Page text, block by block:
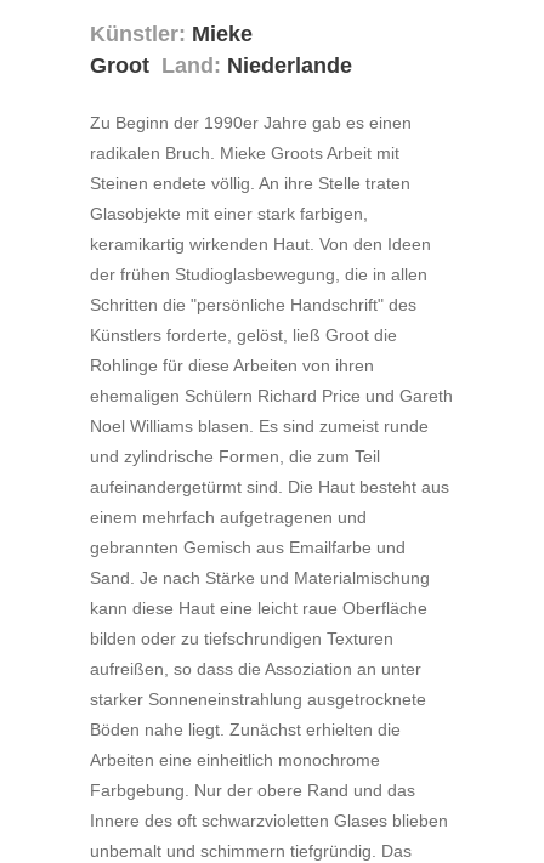
Künstler: Mieke
Groot Land: Niederlande
Zu Beginn der 1990er Jahre gab es einen
radikalen Bruch. Mieke Groots Arbeit mit
Steinen endete völlig. An ihre Stelle traten
Glasobjekte mit einer stark farbigen,
keramikartig wirkenden Haut. Von den Ideen
der frühen Studioglasbewegung, die in allen
Schritten die "persönliche Handschrift" des
Künstlers forderte, gelöst, ließ Groot die
Rohlinge für diese Arbeiten von ihren
ehemaligen Schülern Richard Price und Gareth
Noel Williams blasen. Es sind zumeist runde
und zylindrische Formen, die zum Teil
aufeinandergetürmt sind. Die Haut besteht aus
einem mehrfach aufgetragenen und
gebrannten Gemisch aus Emailfarbe und
Sand. Je nach Stärke und Materialmischung
kann diese Haut eine leicht raue Oberfläche
bilden oder zu tiefschrundigen Texturen
aufreißen, so dass die Assoziation an unter
starker Sonneneinstrahlung ausgetrocknete
Böden nahe liegt. Zunächst erhielten die
Arbeiten eine einheitlich monochrome
Farbgebung. Nur der obere Rand und das
Innere des oft schwarzvioletten Glases blieben
unbemalt und schimmern tiefgründig. Das